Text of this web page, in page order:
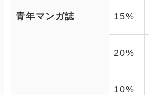
青年マンガ誌 15%
20%
10%